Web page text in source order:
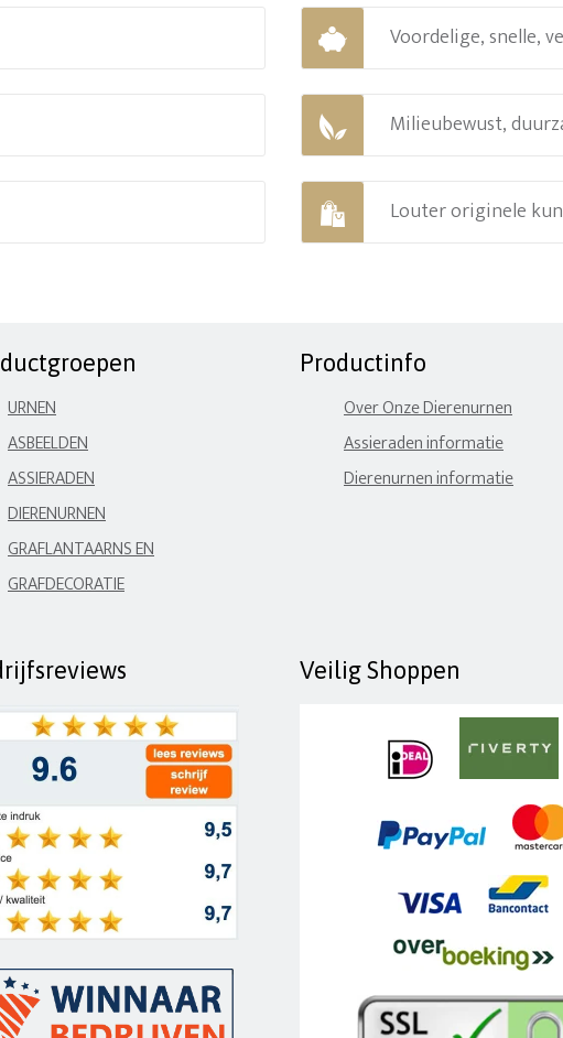
Voordelige, snelle,
Milieubewust,
Louter originele
URNEN
ASBEELDEN
ASSIERADEN
DIERENURNEN
GRAFLANTAARNS EN
GRAFDECORATIE
Productinfo
Over Onze Dierenurnen
Assieraden informatie
Dierenurnen informatie
Veilig Shoppen